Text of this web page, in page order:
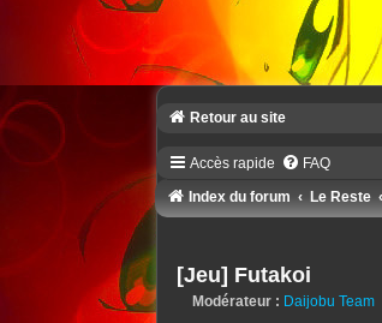
Retour au site
Accès rapide FAQ
Index du forum Le Reste
[Jeu] Futakoi
Modérateur : Daijobu Team